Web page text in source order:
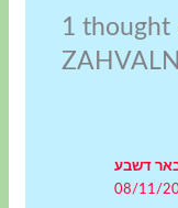
1 thought
דשבע
08/11/